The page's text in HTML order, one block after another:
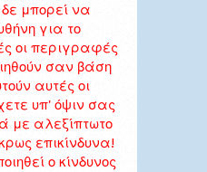
μπορεί να
για το
οι περιγραφές
σαν βάση
αυτές οι
υπ' όψιν σας
με αλεξίπτωτο
επικίνδυνα!
ο κίνδυνος